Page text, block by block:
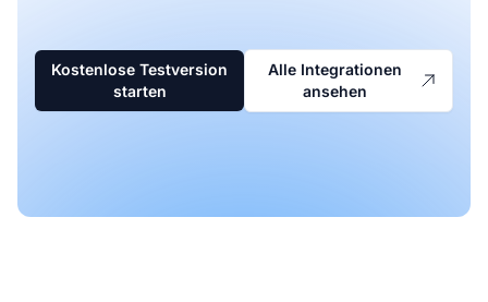
Kostenlose Testversion
starten
Alle Integrationen
ansehen